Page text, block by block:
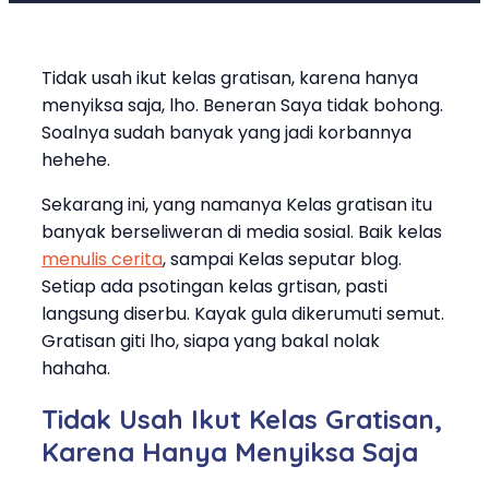
Tidak usah ikut kelas gratisan, karena hanya
menyiksa saja, lho. Beneran Saya tidak bohong.
Soalnya sudah banyak yang jadi korbannya
hehehe.
Sekarang ini, yang namanya Kelas gratisan itu
banyak berseliweran di media sosial. Baik kelas
menulis cerita, sampai Kelas seputar blog.
Setiap ada psotingan kelas grtisan, pasti
langsung diserbu. Kayak gula dikerumuti semut.
Gratisan giti lho, siapa yang bakal nolak
hahaha.
Tidak Usah Ikut Kelas Gratisan,
Karena Hanya Menyiksa Saja